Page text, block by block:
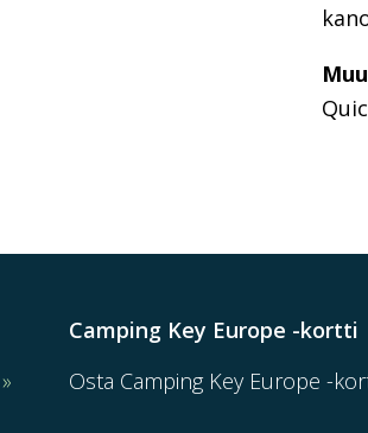
Camping Key Europe -kortti
Osta Camping Key Europe -